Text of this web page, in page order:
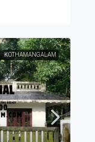
KOTHAMANGALAM